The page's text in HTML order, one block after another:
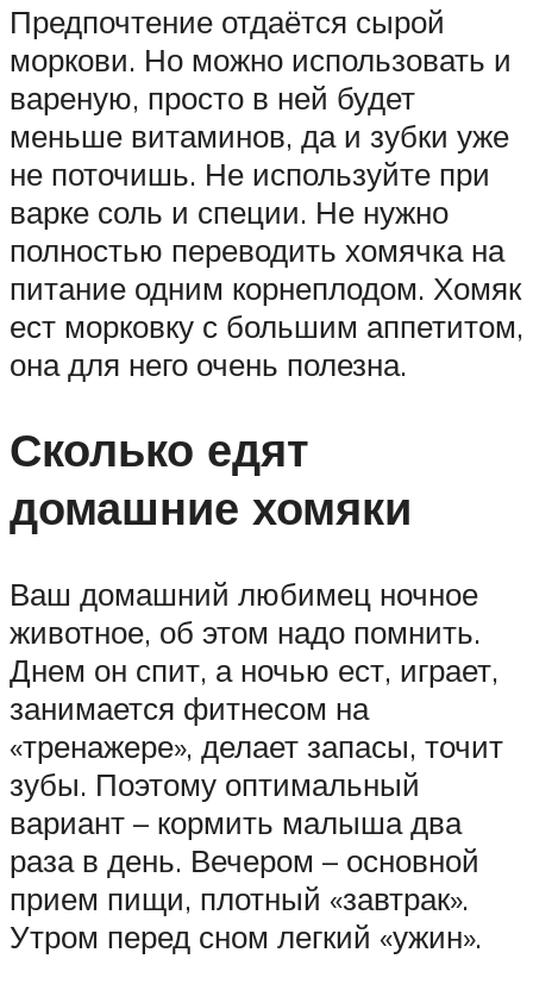
Предпочтение отдаётся сырой
моркови. Но можно использовать и
вареную, просто в ней будет
меньше витаминов, да и зубки уже
не поточишь. Не используйте при
варке соль и специи. Не нужно
полностью переводить хомячка на
питание одним корнеплодом. Хомяк
ест морковку с большим аппетитом,
она для него очень полезна.
Сколько едят
домашние хомяки
Ваш домашний любимец ночное
животное, об этом надо помнить.
Днем он спит, а ночью ест, играет,
занимается фитнесом на
«тренажере», делает запасы, точит
зубы. Поэтому оптимальный
вариант – кормить малыша два
раза в день. Вечером – основной
прием пищи, плотный «завтрак».
Утром перед сном легкий «ужин».